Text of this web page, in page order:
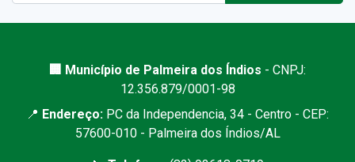
🏢 Município de Palmeira dos Índios - CNPJ:
12.356.879/0001-98
📍 Endereço: PC da Independencia, 34 - Centro - CEP:
57600-010 - Palmeira dos Índios/AL